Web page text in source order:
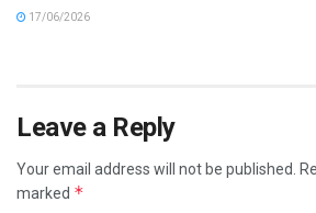
17/06/2026
Leave a Reply
Your email address will not be published.
marked *